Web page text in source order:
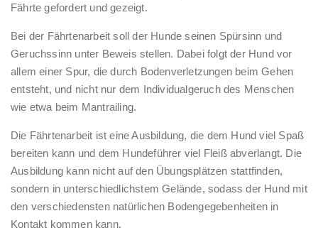
Fährte gefordert und gezeigt.
Bei der Fährtenarbeit soll der Hunde seinen Spürsinn und
Geruchssinn unter Beweis stellen. Dabei folgt der Hund vor
allem einer Spur, die durch Bodenverletzungen beim Gehen
entsteht, und nicht nur dem Individualgeruch des Menschen
wie etwa beim Mantrailing.
Die Fährtenarbeit ist eine Ausbildung, die dem Hund viel Spaß
bereiten kann und dem Hundeführer viel Fleiß abverlangt. Die
Ausbildung kann nicht auf den Übungsplätzen stattfinden,
sondern in unterschiedlichstem Gelände, sodass der Hund mit
den verschiedensten natürlichen Bodengegebenheiten in
Kontakt kommen kann.